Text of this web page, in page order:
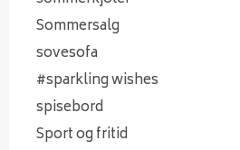
Sommersalg
sovesofa
#sparkling wishes
spisebord
Sport og fritid